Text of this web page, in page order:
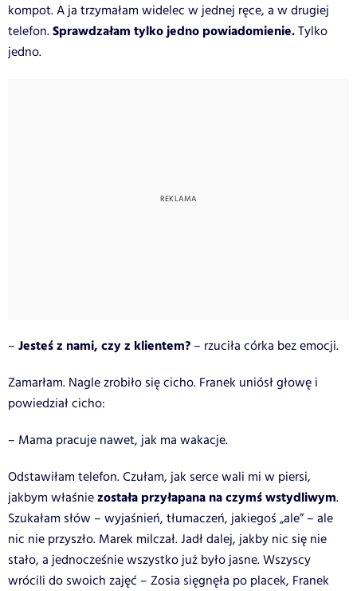
kompot. A ja trzymałam widelec w jednej ręce, a w drugiej
telefon.Sprawdzałam tylko jedno powiadomienie.Tylko
jedno.
– Jesteś z nami, czy z klientem? – rzuciła córka bez emocji.
Zamarłam. Nagle zrobiło się cicho. Franek uniósł głowę i
powiedział cicho:
– Mama pracuje nawet, jak ma wakacje.
Odstawiłam telefon. Czułam, jak serce wali mi w piersi,
jakbym właśniezostała przyłapana na czymś wstydliwym.
Szukałam słów – wyjaśnień, tłumaczeń, jakiegoś „ale” – ale
nic nie przyszło. Marek milczał. Jadł dalej, jakby nic się nie
stało, a jednocześnie wszystko już było jasne.Wszyscy
wrócili do swoich zajęć – Zosia sięgnęła po placek, Franek